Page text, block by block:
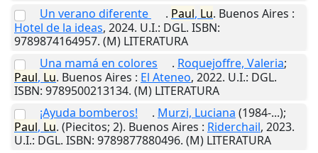
Un verano diferente
. Paul, Lu. Buenos Aires :
Hotel de la ideas, 2024. U.I.: DGL. ISBN:
9789874164957. (M) LITERATURA
Una mamá en colores
. Roquejoffre, Valeria;
Paul, Lu. Buenos Aires : El Ateneo, 2022. U.I.: DGL.
ISBN: 9789500213134. (M) LITERATURA
¡Ayuda bomberos!
. Murzi, Luciana (1984-...);
Paul, Lu. (Piecitos; 2). Buenos Aires : Riderchail, 2023.
U.I.: DGL. ISBN: 9789877880496. (M) LITERATURA